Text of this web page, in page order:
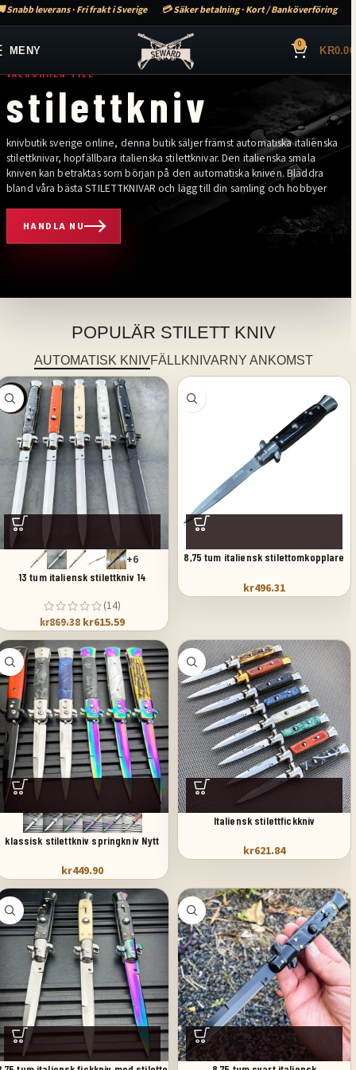
Snabb leverans · Fri frakt i Sverige 💳 Säker betalning · Kort / Banköverföring
MENY 0 KR0.00
VÄLKOMMEN TILL
stilettkniv
knivbutik sverige online, denna butik säljer främst automatiska italienska
stilettknivar, hopfällbara italienska stilettknivar. Den italienska smala
kniven kan betraktas som början på den automatiska kniven. Bläddra
bland våra bästa STILETTKNIVAR och lägg till din samling och hobbyer
HANDLA NU
POPULÄR STILETT KNIV
AUTOMATISK KNIVFÄLLKNIVARNY ANKOMST
SALE
+6
13 tum italiensk stilettkniv 14
(14)
kr869.38 kr615.59
8,75 tum italiensk stilettomkopplare
kr496.31
klassisk stilettkniv springkniv Nytt
kr449.90
Italiensk stilettfickkniv
kr621.84